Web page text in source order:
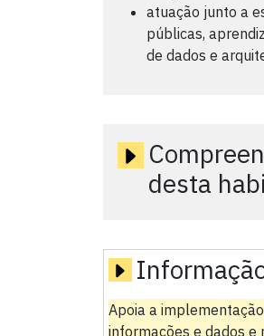
atuação junto a
públicas,
de dados e
desta
Apoia a
informações e dados e